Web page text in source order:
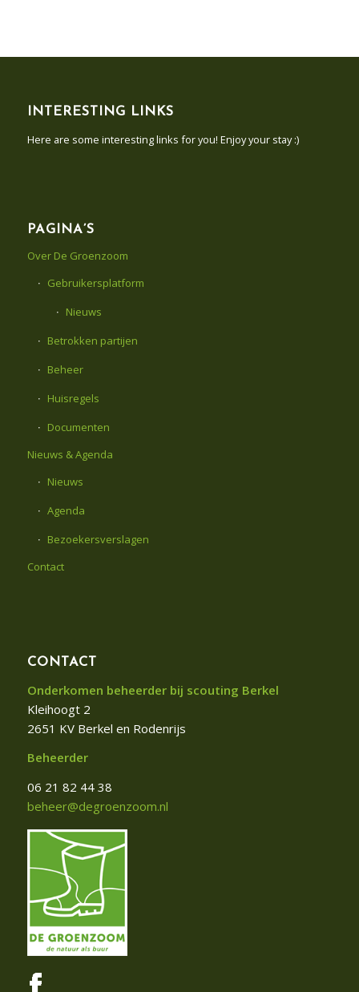
INTERESTING LINKS
Here are some interesting links for you! Enjoy your stay :)
PAGINA’S
Over De Groenzoom
Gebruikersplatform
Nieuws
Betrokken partijen
Beheer
Huisregels
Documenten
Nieuws & Agenda
Nieuws
Agenda
Bezoekersverslagen
Contact
CONTACT
Onderkomen beheerder bij scouting Berkel
Kleihoogt 2
2651 KV Berkel en Rodenrijs
Beheerder
06 21 82 44 38
beheer@degroenzoom.nl